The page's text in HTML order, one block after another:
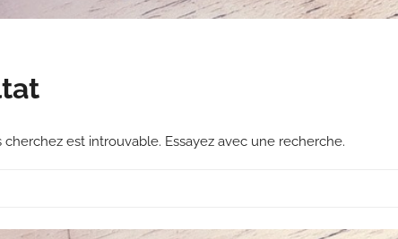
est introuvable. Essayez avec une recherche.